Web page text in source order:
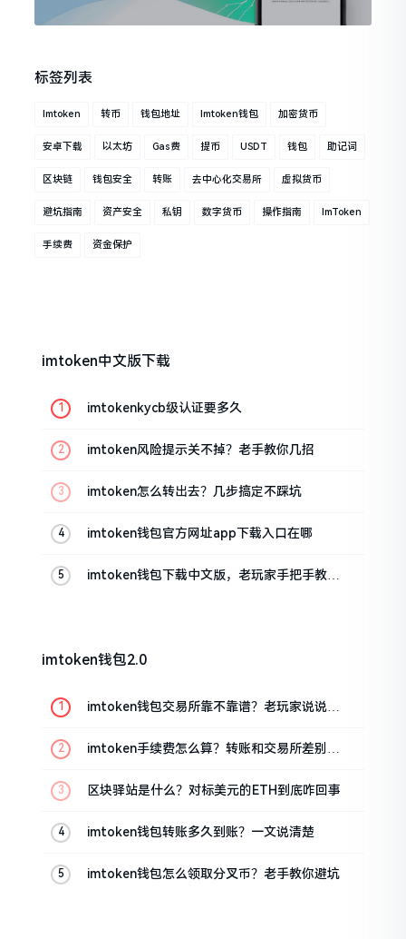
标签列表
Imtoken 转币 钱包地址 Imtoken钱包 加密货币
安卓下载 以太坊 Gas费 提币 USDT 钱包 助记词
区块链 钱包安全 转账 去中心化交易所 虚拟货币
避坑指南 资产安全 私钥 数字货币 操作指南 ImToken
手续费 资金保护
imtoken中文版下载
imtokenkycb级认证要多久
imtoken风险提示关不掉？老手教你几招
imtoken怎么转出去？几步搞定不踩坑
imtoken钱包官方网址app下载入口在哪
imtoken钱包下载中文版，老玩家手把手教你
imtoken钱包2.0
imtoken钱包交易所靠不靠谱？老玩家说说心
imtoken手续费怎么算？转账和交易所差别大
区块驿站是什么？对标美元的ETH到底咋回事
imtoken钱包转账多久到账？一文说清楚
imtoken钱包怎么领取分叉币？老手教你避坑